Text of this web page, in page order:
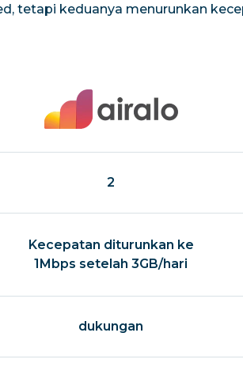
tetapi keduanya menurunkan
2
Kecepatan diturunkan ke
1Mbps setelah 3GB/hari
dukungan